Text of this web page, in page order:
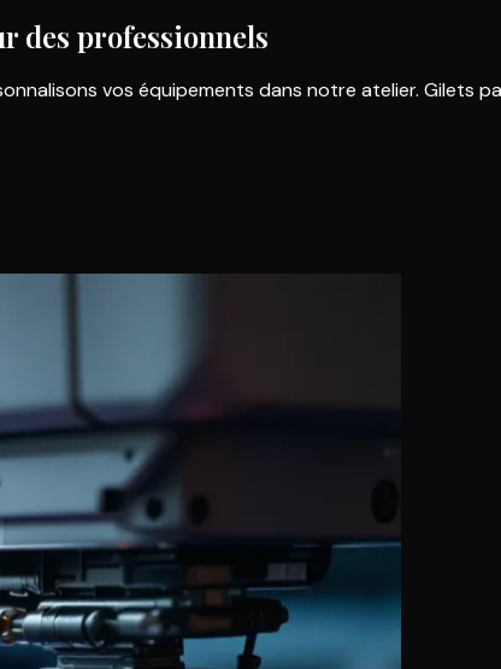
des professionnels
vos équipements dans notre atelier. Gilets